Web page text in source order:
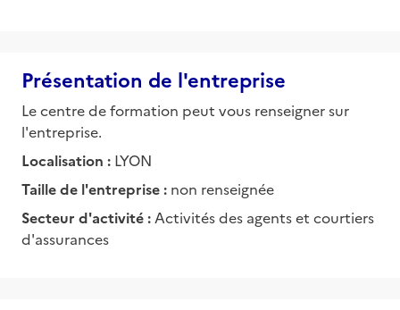
Présentation de l'entreprise
Le centre de formation peut vous renseigner sur
l'entreprise.
Localisation : LYON
Taille de l'entreprise : non renseignée
Secteur d'activité : Activités des agents et courtiers
d'assurances